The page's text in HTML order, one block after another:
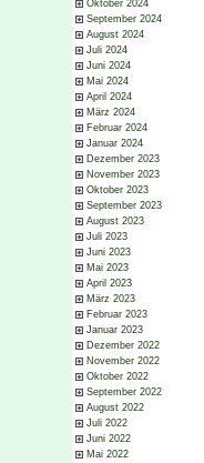
Oktober 2024
September 2024
August 2024
Juli 2024
Juni 2024
Mai 2024
April 2024
März 2024
Februar 2024
Januar 2024
Dezember 2023
November 2023
Oktober 2023
September 2023
August 2023
Juli 2023
Juni 2023
Mai 2023
April 2023
März 2023
Februar 2023
Januar 2023
Dezember 2022
November 2022
Oktober 2022
September 2022
August 2022
Juli 2022
Juni 2022
Mai 2022